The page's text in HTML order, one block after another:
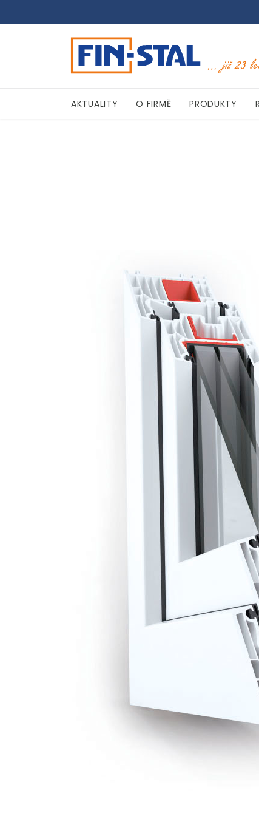
AKTUALITY O FIRMĚ PRODUKTY